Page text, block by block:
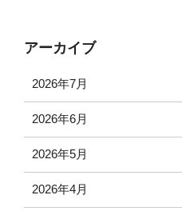
アーカイブ
2026年7月
2026年6月
2026年5月
2026年4月